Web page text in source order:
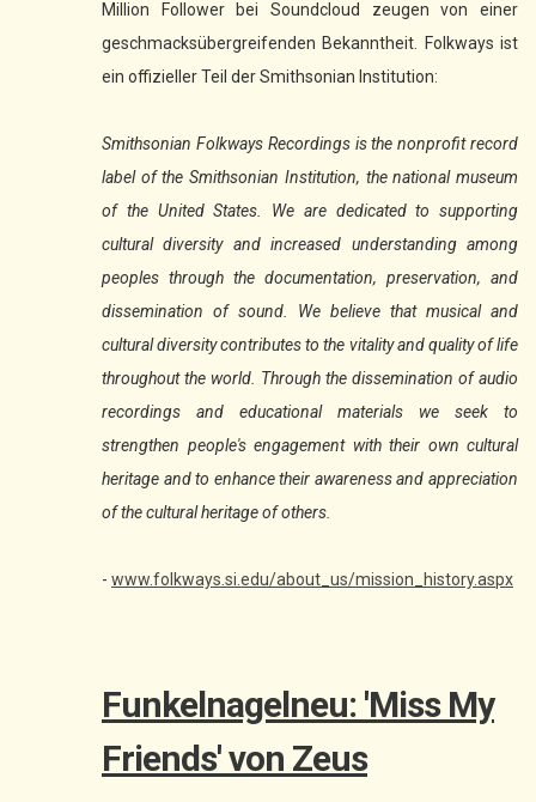
Million Follower bei Soundcloud zeugen von einer
geschmacksübergreifenden Bekanntheit. Folkways ist
ein offizieller Teil der Smithsonian Institution:
Smithsonian Folkways Recordings is the nonprofit record
label of the Smithsonian Institution, the national museum
of the United States. We are dedicated to supporting
cultural diversity and increased understanding among
peoples through the documentation, preservation, and
dissemination of sound. We believe that musical and
cultural diversity contributes to the vitality and quality of life
throughout the world. Through the dissemination of audio
recordings and educational materials we seek to
strengthen people's engagement with their own cultural
heritage and to enhance their awareness and appreciation
of the cultural heritage of others.
- www.folkways.si.edu/about_us/mission_history.aspx
Funkelnagelneu: 'Miss My
Friends' von Zeus